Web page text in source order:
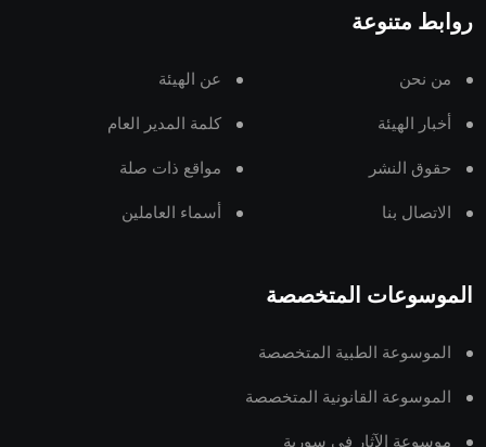
روابط متنوعة
من نحن عن الهيئة
أخبار الهيئة كلمة المدير العام
حقوق النشر مواقع ذات صلة
الاتصال بنا أسماء العاملين
الموسوعات المتخصصة
الموسوعة الطبية المتخصصة
الموسوعة القانونية المتخصصة
موسوعة الآثار في سورية